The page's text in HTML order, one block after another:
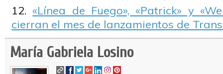
«Línea de Fuego», «Patrick» y
cierran el mes de lanzamientos de
María Gabriela Losino